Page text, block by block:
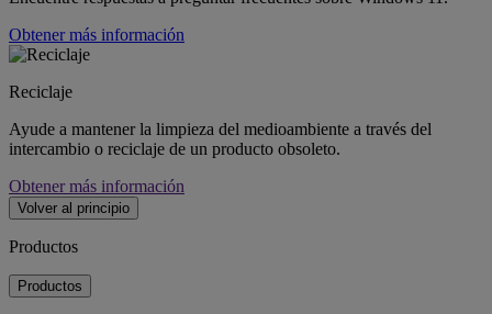
Obtener más información
Reciclaje
Ayude a mantener la limpieza del medioambiente a través del
intercambio o reciclaje de un producto obsoleto.
Obtener más información
Volver al principio
Productos
Productos